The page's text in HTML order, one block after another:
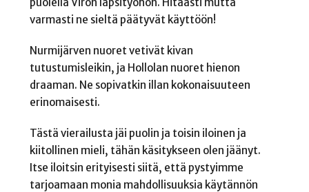
varmasti ne sieltä päätyvät käyttöön!
Nurmijärven nuoret vetivät kivan
tutustumisleikin, ja Hollolan nuoret hienon
draaman. Ne sopivatkin illan kokonaisuuteen
erinomaisesti.
Tästä vierailusta jäi puolin ja toisin iloinen ja
kiitollinen mieli, tähän käsitykseen olen jäänyt.
Itse iloitsin erityisesti siitä, että pystyimme
tarjoamaan monia mahdollisuuksia käytännön